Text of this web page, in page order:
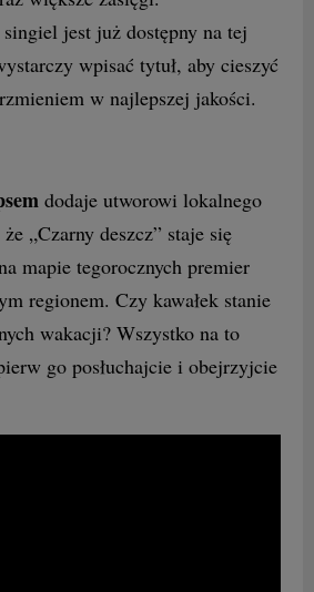
singiel jest już dostępny na tej
wpisać tytuł, aby cieszyć
w najlepszej jakości.
dodaje utworowi lokalnego
„Czarny deszcz” staje się
mapie tegorocznych premier
regionem. Czy kawałek stanie
wakacji? Wszystko na to
go posłuchajcie i obejrzyjcie